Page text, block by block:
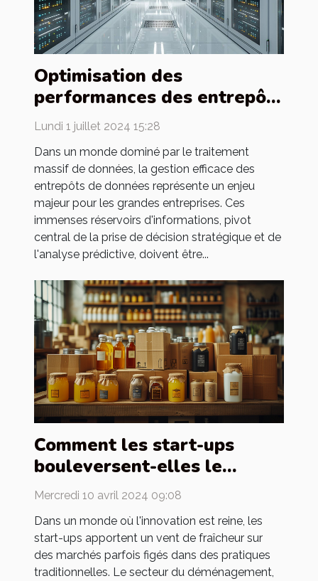
Optimisation des
performances des entrepôts
de données pour les
grandes entreprises
Lundi 1 juillet 2024 15:28
Dans un monde dominé par le traitement
massif de données, la gestion efficace des
entrepôts de données représente un enjeu
majeur pour les grandes entreprises. Ces
immenses réservoirs d'informations, pivot
central de la prise de décision stratégique et de
l'analyse prédictive, doivent être...
Comment les start-ups
bouleversent-elles le
marché des cartons de
déménagement ?
Mercredi 10 avril 2024 09:08
Dans un monde où l'innovation est reine, les
start-ups apportent un vent de fraîcheur sur
des marchés parfois figés dans des pratiques
traditionnelles. Le secteur du déménagement,